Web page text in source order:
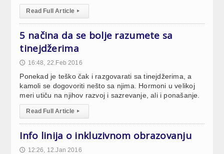
Read Full Article ▸
5 načina da se bolje razumete sa
tinejdžerima
🕔 16:48, 22.Feb 2016
Ponekad je teško čak i razgovarati sa tinejdžerima, a
kamoli se dogovoriti nešto sa njima. Hormoni u velikoj
meri utiču na njihov razvoj i sazrevanje, ali i ponašanje.
Read Full Article ▸
Info linija o inkluzivnom obrazovanju
🕔 12:26, 12.Jan 2016